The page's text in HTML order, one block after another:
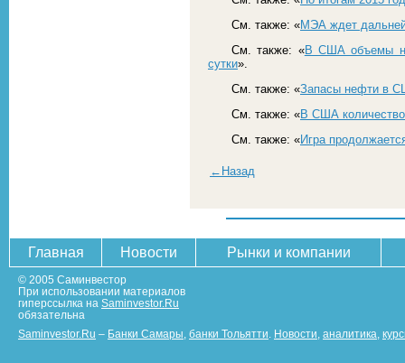
См. также: «МЭА ждет
См. также: «В США объемы
сутки».
См. также: «Запасы нефти в
См. также: «В США
См. также: «Игра
←Назад
Главная Новости Рынки и компании
© 2005 Саминвестор
При использовании материалов
гиперссылка на Saminvestor.Ru
обязательна
Saminvestor.Ru – Банки Самары банки Тольятти Новости аналитика